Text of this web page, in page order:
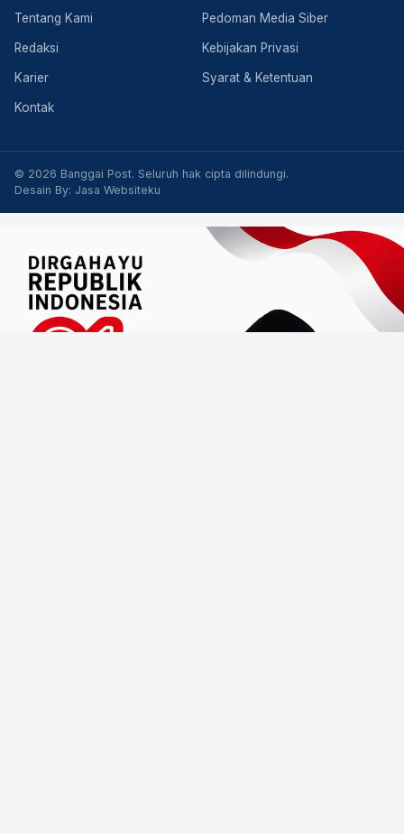
Tentang Kami
Redaksi
Karier
Kontak
Pedoman Media Siber
Kebijakan Privasi
Syarat & Ketentuan
© 2026 Banggai Post. Seluruh hak cipta dilindungi.
Desain By: Jasa Websiteku